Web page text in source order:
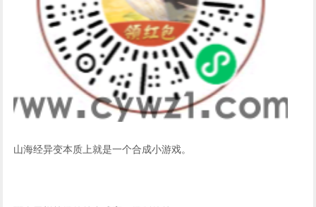
山海经异变本质上就是一个合成小游戏。